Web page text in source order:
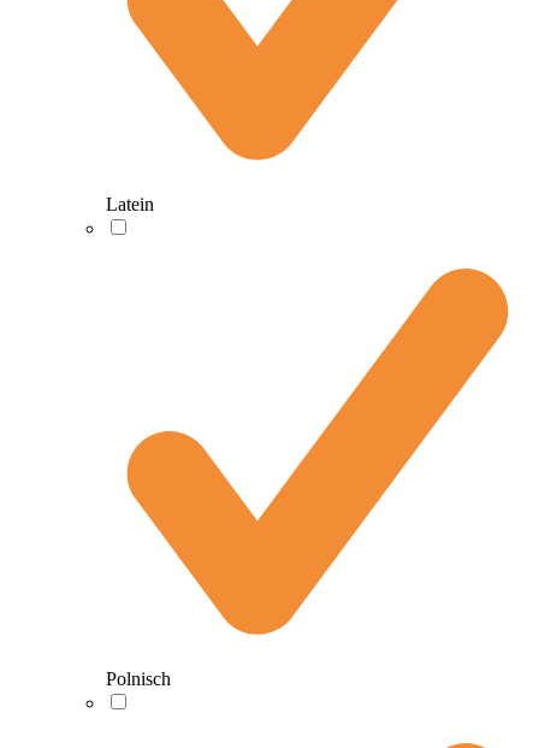
Latein
Polnisch